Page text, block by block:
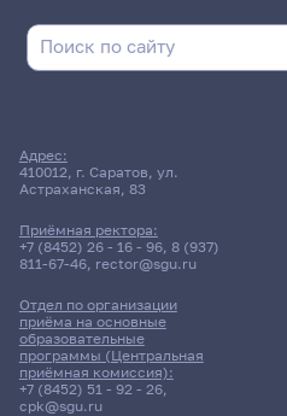
Адрес:
410012, г. Саратов, ул.
Астраханская, 83
Приёмная ректора:
+7 (8452) 26 - 16 - 96, 8 (937)
811-67-46, rector@sgu.ru
Отдел по организации
приёма на основные
образовательные
программы (Центральная
приёмная комиссия):
+7 (8452) 51 - 92 - 26,
cpk@sgu.ru